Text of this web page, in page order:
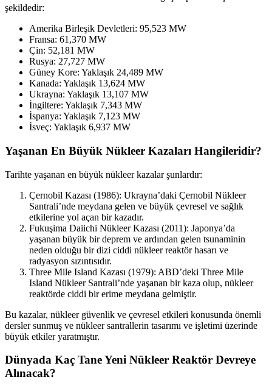
şekildedir:
Amerika Birleşik Devletleri: 95,523 MW
Fransa: 61,370 MW
Çin: 52,181 MW
Rusya: 27,727 MW
Güney Kore: Yaklaşık 24,489 MW
Kanada: Yaklaşık 13,624 MW
Ukrayna: Yaklaşık 13,107 MW
İngiltere: Yaklaşık 7,343 MW
İspanya: Yaklaşık 7,123 MW
İsveç: Yaklaşık 6,937 MW
Yaşanan En Büyük Nükleer Kazaları Hangileridir?
Tarihte yaşanan en büyük nükleer kazalar şunlardır:
Çernobil Kazası (1986): Ukrayna’daki Çernobil Nükleer
Santrali’nde meydana gelen ve büyük çevresel ve sağlık
etkilerine yol açan bir kazadır.
Fukuşima Daiichi Nükleer Kazası (2011): Japonya’da
yaşanan büyük bir deprem ve ardından gelen tsunaminin
neden olduğu bir dizi ciddi nükleer reaktör hasarı ve
radyasyon sızıntısıdır.
Three Mile Island Kazası (1979): ABD’deki Three Mile
Island Nükleer Santrali’nde yaşanan bir kaza olup, nükleer
reaktörde ciddi bir erime meydana gelmiştir.
Bu kazalar, nükleer güvenlik ve çevresel etkileri konusunda önemli
dersler sunmuş ve nükleer santrallerin tasarımı ve işletimi üzerinde
büyük etkiler yaratmıştır.
Dünyada Kaç Tane Yeni Nükleer Reaktör Devreye
Alınacak?